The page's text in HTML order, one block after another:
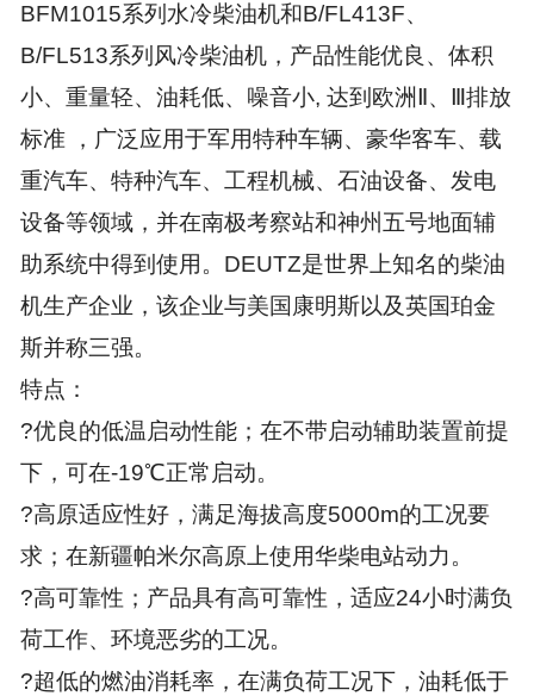
BFM1015系列水冷柴油机和B/FL413F、
B/FL513系列风冷柴油机，产品性能优良、体积
小、重量轻、油耗低、噪音小, 达到欧洲Ⅱ、Ⅲ排放
标准 ，广泛应用于军用特种车辆、豪华客车、载
重汽车、特种汽车、工程机械、石油设备、发电
设备等领域，并在南极考察站和神州五号地面辅
助系统中得到使用。DEUTZ是世界上知名的柴油
机生产企业，该企业与美国康明斯以及英国珀金
斯并称三强。
特点：
?优良的低温启动性能；在不带启动辅助装置前提
下，可在-19℃正常启动。
?高原适应性好，满足海拔高度5000m的工况要
求；在新疆帕米尔高原上使用华柴电站动力。
?高可靠性；产品具有高可靠性，适应24小时满负
荷工作、环境恶劣的工况。
?超低的燃油消耗率，在满负荷工况下，油耗低于